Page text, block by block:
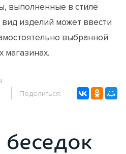
выполненные в стиле
изделий может ввести
выбранной
магазинах.
Поделиться: